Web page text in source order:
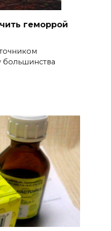
геморрой
большинства